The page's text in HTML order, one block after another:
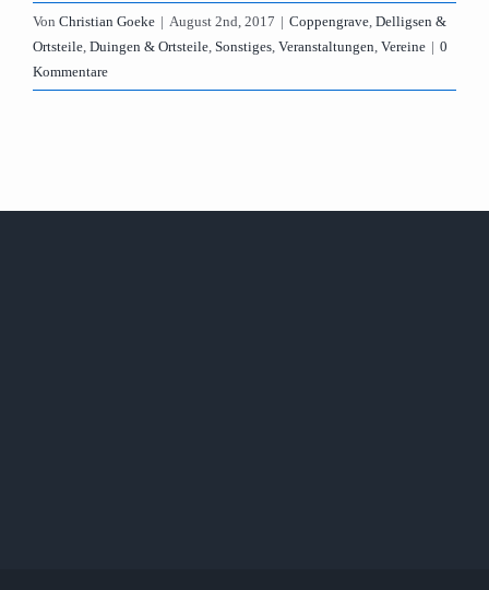
Von Christian Goeke | August 2nd, 2017 | Coppengrave, Delligsen &
Ortsteile, Duingen & Ortsteile, Sonstiges, Veranstaltungen, Vereine | 0
Kommentare